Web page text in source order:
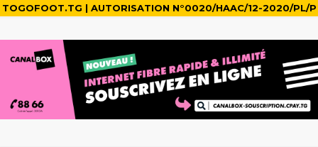
TOGOFOOT.TG | AUTORISATION N°0020/HAAC/12-2020/PL/P